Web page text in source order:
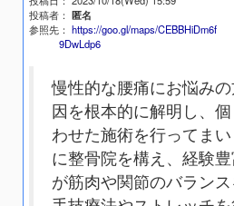
投稿者 ：匿名
参照先 ：https://goo.gl/maps/CEBBHiDm6f
9DwLdp6
慢性的な腰痛にお悩み
因を根本的に解明し、
わせた施術を行ってま
に整骨院を構え、経験
が筋肉や関節のバラン